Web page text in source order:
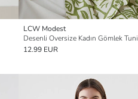
LCW Modest
Desenli Oversize Kadın Gömlek
12.99 EUR